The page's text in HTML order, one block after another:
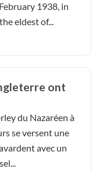
1938, in
eldest of...
ont
du Nazaréen à
se versent une
avec un